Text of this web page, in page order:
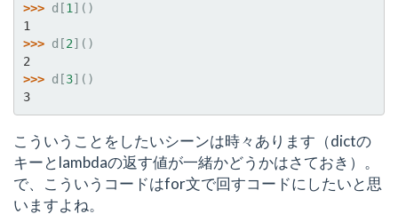
>>> d [1 ]()
1
>>> d [2]()
2
>>> d [3]()
3
こういうことをしたいシーンは時々あります（dictの
キーとlambdaの返す値が一緒かどうかはさておき）。
で、こういうコードはfor文で回すコードにしたいと思
いますよね。